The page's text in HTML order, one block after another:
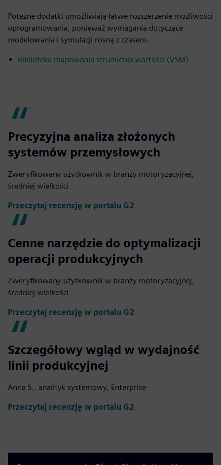
Potężne dodatki umożliwiają łatwe rozszerzenie możliwości
oprogramowania, ponieważ wymagania dotyczące
modelowania i symulacji rosną z czasem.
Biblioteka mapowania strumienia wartości (VSM)
Precyzyjna analiza złożonych
systemów przemysłowych
Zweryfikowany użytkownik w branży motoryzacyjnej,
średniej wielkości
Przeczytaj recenzję w portalu G2
Cenne narzędzie do optymalizacji
operacji produkcyjnych
Zweryfikowany użytkownik w branży motoryzacyjnej,
średniej wielkości
Przeczytaj recenzję w portalu G2
Szczegółowy wgląd w wydajność
linii produkcyjnej
Anna S., analityk systemowy, Enterprise
Przeczytaj recenzję w portalu G2